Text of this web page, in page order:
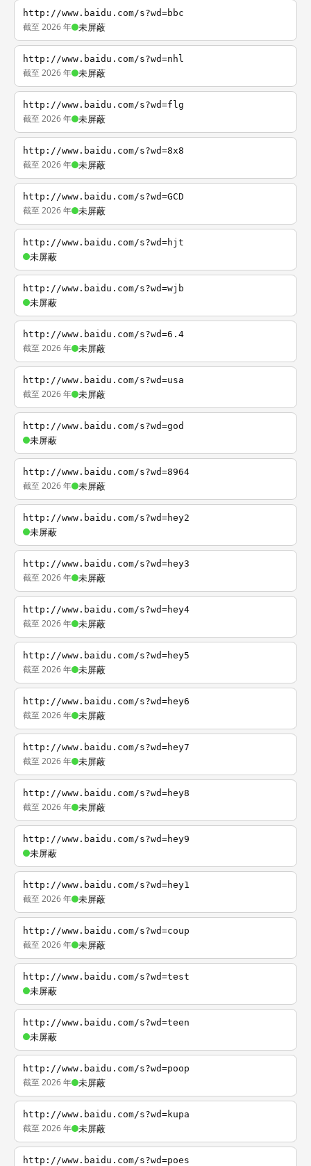
http://www.baidu.com/s?wd=bbc
截至 2026 年 未屏蔽
http://www.baidu.com/s?wd=nhl
截至 2026 年 未屏蔽
http://www.baidu.com/s?wd=flg
截至 2026 年 未屏蔽
http://www.baidu.com/s?wd=8x8
截至 2026 年 未屏蔽
http://www.baidu.com/s?wd=GCD
截至 2026 年 未屏蔽
http://www.baidu.com/s?wd=hjt
未屏蔽
http://www.baidu.com/s?wd=wjb
未屏蔽
http://www.baidu.com/s?wd=6.4
截至 2026 年 未屏蔽
http://www.baidu.com/s?wd=usa
截至 2026 年 未屏蔽
http://www.baidu.com/s?wd=god
未屏蔽
http://www.baidu.com/s?wd=8964
截至 2026 年 未屏蔽
http://www.baidu.com/s?wd=hey2
未屏蔽
http://www.baidu.com/s?wd=hey3
截至 2026 年 未屏蔽
http://www.baidu.com/s?wd=hey4
截至 2026 年 未屏蔽
http://www.baidu.com/s?wd=hey5
截至 2026 年 未屏蔽
http://www.baidu.com/s?wd=hey6
截至 2026 年 未屏蔽
http://www.baidu.com/s?wd=hey7
截至 2026 年 未屏蔽
http://www.baidu.com/s?wd=hey8
截至 2026 年 未屏蔽
http://www.baidu.com/s?wd=hey9
未屏蔽
http://www.baidu.com/s?wd=hey1
截至 2026 年 未屏蔽
http://www.baidu.com/s?wd=coup
截至 2026 年 未屏蔽
http://www.baidu.com/s?wd=test
未屏蔽
http://www.baidu.com/s?wd=teen
未屏蔽
http://www.baidu.com/s?wd=poop
截至 2026 年 未屏蔽
http://www.baidu.com/s?wd=kupa
截至 2026 年 未屏蔽
http://www.baidu.com/s?wd=poes